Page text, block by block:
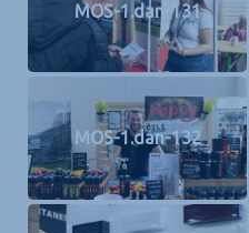
MOS-1.dan-131
MOS-1.dan-132